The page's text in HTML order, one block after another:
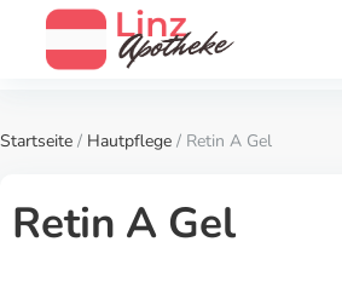
Startseite / Hautpflege / Retin A Gel
Retin A Gel